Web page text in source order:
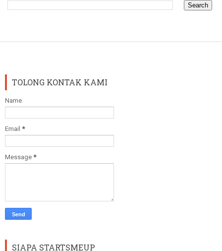
TOLONG KONTAK KAMI
Name
Email *
Message *
SIAPA STARTSMEUP